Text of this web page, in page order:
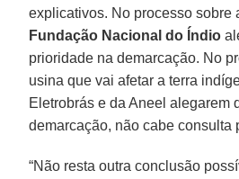
explicativos. No processo sobre
Fundação Nacional do Índio
prioridade na demarcação. No
usina que vai afetar a terra
Eletrobrás e da Aneel alegarem
demarcação, não cabe consulta
“Não resta outra conclusão